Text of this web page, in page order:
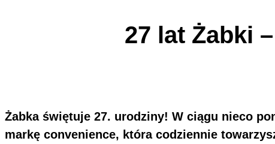
27 lat Żabki
Żabka świętuje 27. urodziny! W ciągu nieco
markę convenience, która codziennie